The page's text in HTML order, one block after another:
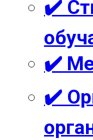
✔️
✔️
✔️